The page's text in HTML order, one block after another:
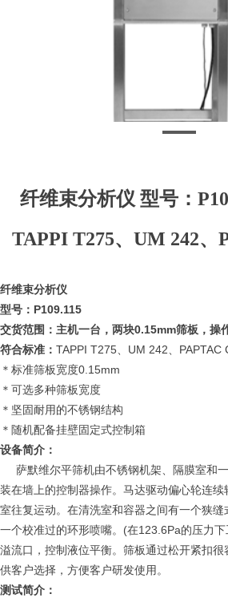
纤维束分析仪 型号：
TAPPI T275、UM 242、
纤维束分析仪
型号： P109.115
交货范围：主机一台，两块0.15mm筛板，操
符合标准： TAPPI T275、 UM 242、 PAPTAC
＊标准筛板宽度0.15mm
＊可选多种筛板宽度
＊坚固耐用的不锈钢结构
＊随机配备挂壁固定式控制箱
设备简介：
萨默维尔平筛机由不锈钢机架、隔膜室和
装在墙上的控制器操作。马达驱动偏心轮连
室往复运动。在清洗室和容器之间有一个狭
一个校准过的环形喷嘴。 (在123.6Pa的压力
溢流口，控制液位平衡。筛板通过松开紧扣
供客户选择，方便客户研发使用。
测试简介：